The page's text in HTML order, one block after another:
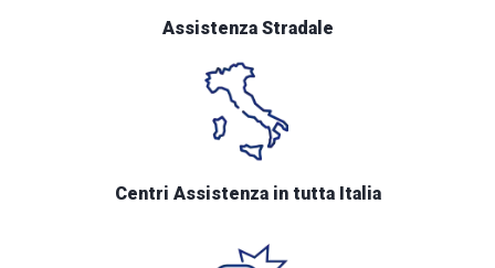
Assistenza Stradale
Centri Assistenza in tutta Italia